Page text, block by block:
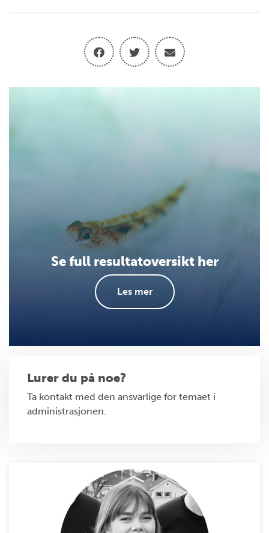
Se full resultatoversikt her
Les mer
Lurer du på noe?
Ta kontakt med den ansvarlige for temaet i
administrasjonen.